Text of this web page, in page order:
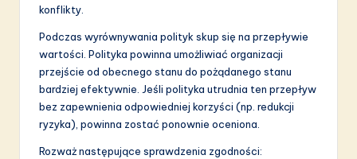
konflikty.
Podczas wyrównywania polityk skup się na przepływie
wartości. Polityka powinna umożliwiać organizacji
przejście od obecnego stanu do pożądanego stanu
bardziej efektywnie. Jeśli polityka utrudnia ten przepływ
bez zapewnienia odpowiedniej korzyści (np. redukcji
ryzyka), powinna zostać ponownie oceniona.
Rozważ następujące sprawdzenia zgodności: